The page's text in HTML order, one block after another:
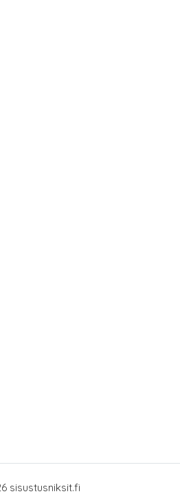
sisustusniksit.fi